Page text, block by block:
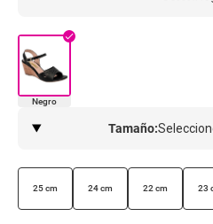
check
Negro
Tamaño:
25 cm 24 cm 22 cm 23